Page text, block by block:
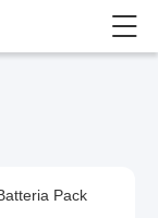
Pack